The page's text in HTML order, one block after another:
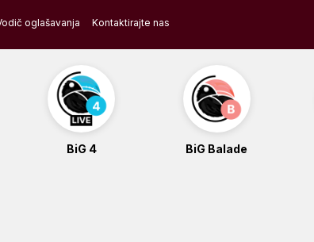
oglašavanja Kontaktirajte nas
BiG 4 BiG Balade